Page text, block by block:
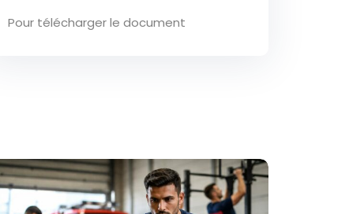
Pour télécharger le document